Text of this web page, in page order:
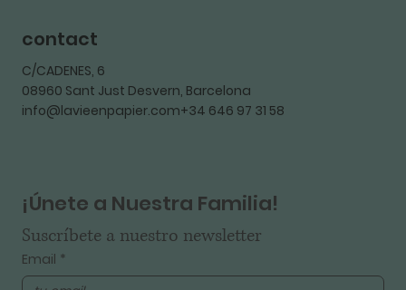
contact
C/CADENES, 6
08960 Sant Just Desvern, Barcelona
info@lavieenpapier.com+34 646 97 31 58
¡Únete a Nuestra Familia!
Suscríbete a nuestro newsletter
Email *